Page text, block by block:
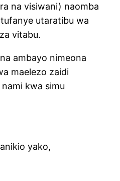
na visiwani) naomba
utaratibu wa
vitabu.
ambayo nimeona
maelezo zaidi
kwa simu
yako,